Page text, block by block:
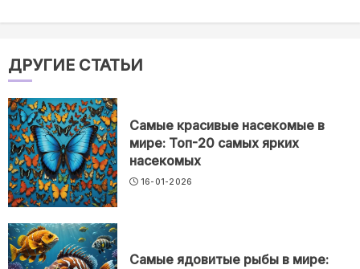
ДРУГИЕ СТАТЬИ
Самые красивые насекомые в
мире: Топ-20 самых ярких
насекомых
16-01-2026
Самые ядовитые рыбы в мире: